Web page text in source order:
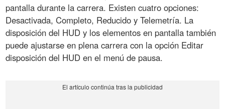
pantalla durante la carrera. Existen cuatro opciones:
Desactivada, Completo, Reducido y Telemetría. La
disposición del HUD y los elementos en pantalla también
puede ajustarse en plena carrera con la opción Editar
disposición del HUD en el menú de pausa.